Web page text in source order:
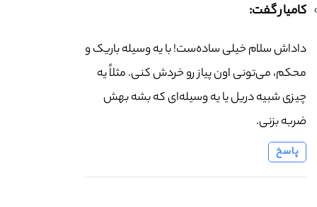
کامیار گفت:
داداش سلام خیلی ساده‌ست! با یه وسیله باریک و
محکم، می‌تونی اون پیاز رو خردش کنی. مثلاً یه
چیزی شبیه دریل یا یه وسیله‌ای که بشه بهش
ضربه بزنی.
پاسخ